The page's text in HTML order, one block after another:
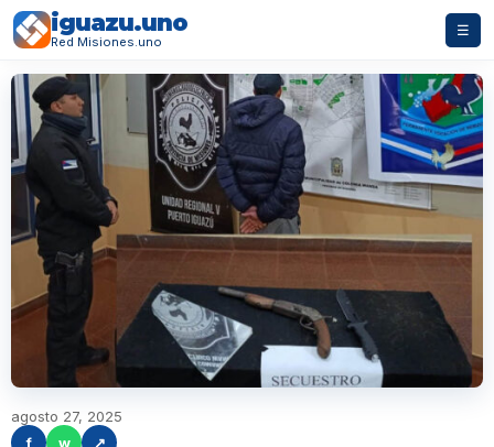
iguazu.uno
Red Misiones.uno
☰
agosto 27, 2025
f
w ↗